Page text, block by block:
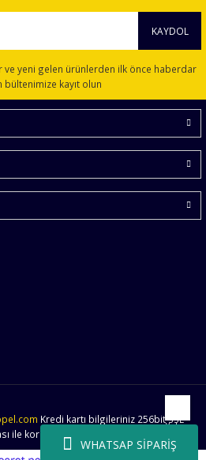
WHATSAP SİPARİŞ
bilgiler bulunuyor.
bulunuyor.
daha pahalı.
olmalı.
KAYDOL
ve yeni gelen ürünlerden ilk önce haberdar
bültenimize kayıt olun
Kredi kartı bilgileriniz 256bit SSL
ile korunmaktadır.
Yukarı